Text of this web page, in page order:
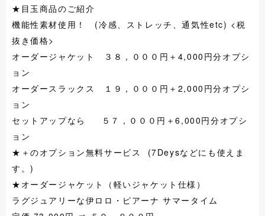
★目玉商品のご紹介
機能性素材使用！ (冷感、ストレッチ、通気性etc) <税
抜き価格>
オーダージャケット ３８，０００円＋4,000円分オプシ
ョン
オーダースラックス １９，０００円＋2,000円分オプシ
ョン
セットアップなら ５７，０００円＋6,000円分オプシ
ョン
★＋のオプション無料サービス (7Deysなどにも使えま
す。)
★オーダージャケット（軽いジャケット仕様）
ラグジュアリーな伊ロロ・ピアーナ サマータイム